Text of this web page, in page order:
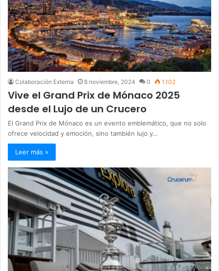
Colaboración Externa 8 noviembre, 2024 0 1.102
Vive el Grand Prix de Mónaco 2025
desde el Lujo de un Crucero
El Grand Prix de Mónaco es un evento emblemático, que no solo
ofrece velocidad y emoción, sino también lujo y…
Leer más »